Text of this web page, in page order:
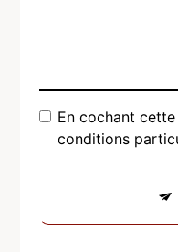
En cochant
conditions